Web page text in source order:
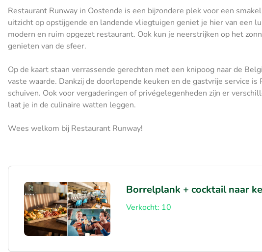
Restaurant Runway in Oostende is een bijzondere plek voor een
uitzicht op opstijgende en landende vliegtuigen geniet je hier van een
modern en ruim opgezet restaurant. Ook kun je neerstrijken op het
genieten van de sfeer.
Op de kaart staan verrassende gerechten met een knipoog naar de
vaste waarde. Dankzij de doorlopende keuken en de gastvrije service
schuiven. Ook voor vergaderingen of privégelegenheden zijn er
laat je in de culinaire watten leggen.
Wees welkom bij Restaurant Runway!
Borrelplank + cocktail naar
Verkocht: 10